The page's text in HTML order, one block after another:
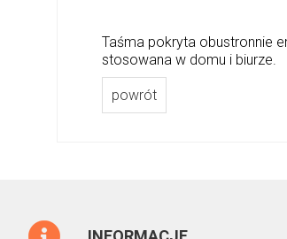
Taśma pokryta obustronnie
stosowana w domu i biurze.
powrót